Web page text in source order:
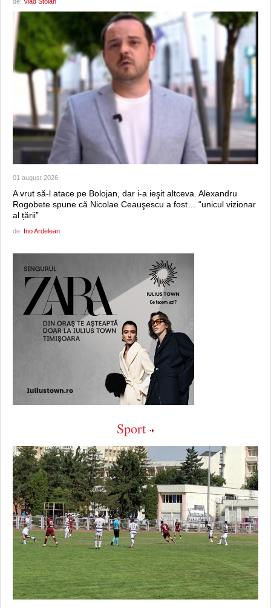
01 august 2026
A vrut să-l atace pe Bolojan, dar i-a ieşit altceva. Alexandru
Rogobete spune că Nicolae Ceauşescu a fost… “unicul vizionar
al țării”
de: Ino Ardelean
Sport